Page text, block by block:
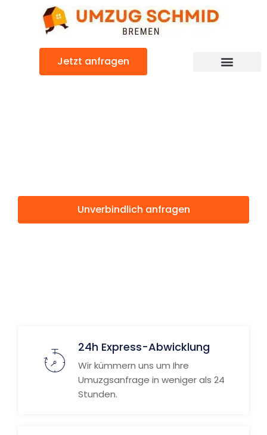
Jetzt anfragen
Unverbindlich anfragen
24h Express-Abwicklung
Wir kümmern uns um Ihre
Umuzgsanfrage in weniger als 24
Stunden.